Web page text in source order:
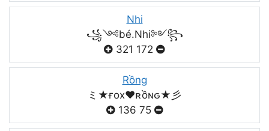
Nhi
꧁༺bé.Nhi༻꧂
321 172
Rồng
ミ★ғox♥️ʀồɴԍ★彡
136 75